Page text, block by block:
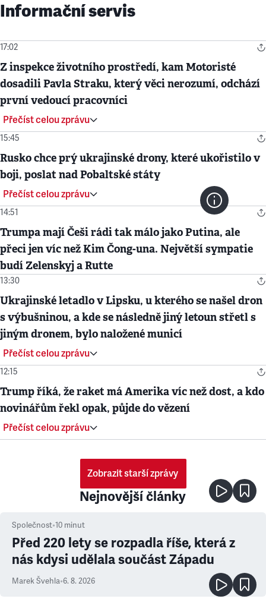
Informační servis
17:02
Z inspekce životního prostředí, kam Motoristé
dosadili Pavla Straku, který věci nerozumí, odchází
první vedoucí pracovníci
Přečíst celou zprávu
15:45
Rusko chce prý ukrajinské drony, které ukořistilo v
boji, poslat nad Pobaltské státy
Přečíst celou zprávu
14:51
Trumpa mají Češi rádi tak málo jako Putina, ale
přeci jen víc než Kim Čong-una. Největší sympatie
budí Zelenskyj a Rutte
13:30
Ukrajinské letadlo v Lipsku, u kterého se našel dron
s výbušninou, a kde se následně jiný letoun střetl s
jiným dronem, bylo naložené municí
Přečíst celou zprávu
12:15
Trump říká, že raket má Amerika víc než dost, a kdo
novinářům řekl opak, půjde do vězení
Přečíst celou zprávu
Zobrazit starší zprávy
Nejnovější články
Společnost•10 minut
Před 220 lety se rozpadla říše, která z
nás kdysi udělala součást Západu
Marek Švehla•6. 8. 2026